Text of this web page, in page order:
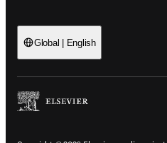
Global | English